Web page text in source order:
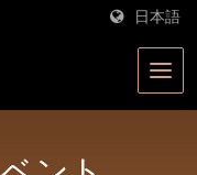
日本語